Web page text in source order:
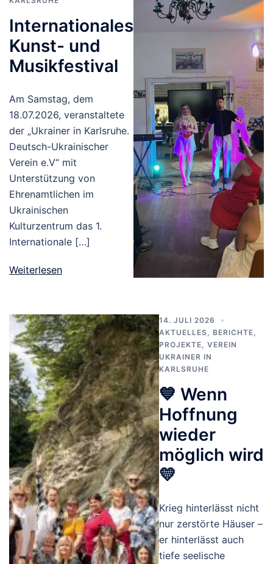
Internationales
Kunst- und
Musikfestival
Am Samstag, dem
18.07.2026, veranstaltete
der „Ukrainer in Karlsruhe.
Deutsch-Ukrainischer
Verein e.V“ mit
Unterstützung von
Ehrenamtlichen im
Ukrainischen
Kulturzentrum das 1.
Internationale […]
Weiterlesen
14. JULI 2026
AKTUELLES
BERICHTE
PROJEKTE
VEREIN
UKRAINER IN
KARLSRUHE
💙 Wenn
Hoffnung
wieder
möglich wird
💛
Krieg hinterlässt nicht
nur zerstörte Häuser –
er hinterlässt auch
tiefe seelische